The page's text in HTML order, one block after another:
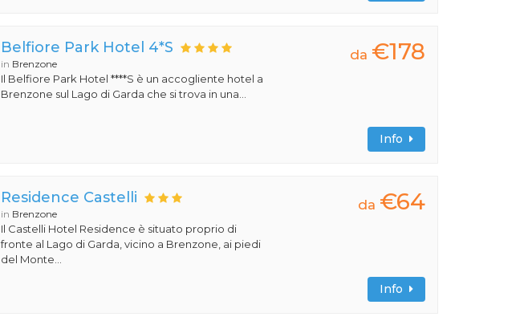
Belfiore Park Hotel 4*S
in Brenzone
Il Belfiore Park Hotel ****S è un accogliente hotel a
Brenzone sul Lago di Garda che si trova in una...
da €178
Info
Residence Castelli
in Brenzone
Il Castelli Hotel Residence è situato proprio di
fronte al Lago di Garda, vicino a Brenzone, ai piedi
del Monte...
da €64
Info